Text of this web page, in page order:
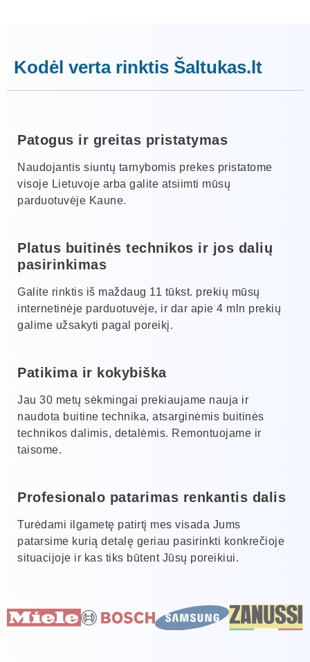
Kodėl verta rinktis Šaltukas.lt
Patogus ir greitas pristatymas
Naudojantis siuntų tarnybomis prekes pristatome
visoje Lietuvoje arba galite atsiimti mūsų
parduotuvėje Kaune.
Platus buitinės technikos ir jos dalių
pasirinkimas
Galite rinktis iš maždaug 11 tūkst. prekių mūsų
internetinėje parduotuvėje, ir dar apie 4 mln prekių
galime užsakyti pagal poreikį.
Patikima ir kokybiška
Jau 30 metų sėkmingai prekiaujame nauja ir
naudota buitine technika, atsarginėmis buitinės
technikos dalimis, detalėmis. Remontuojame ir
taisome.
Profesionalo patarimas renkantis dalis
Turėdami ilgametę patirtį mes visada Jums
patarsime kurią detalę geriau pasirinkti konkrečioje
situacijoje ir kas tiks būtent Jūsų poreikiui.